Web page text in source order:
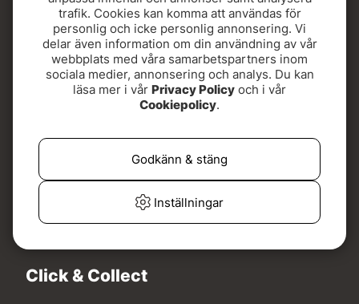
transparent klarhet.
Så om du letar efter toppklassig kvalitet inom
epoxymaterial, behöver du inte leta längre. Utforska vår
kategori och upptäck de bästa produkterna från ledande
varumärken inom epoxyindustrin – allt för att hjälpa dig
Click & Collect
trafik. Cookies kan komma att användas för
personlig och icke personlig annonsering. Vi
delar även information om din användning av vår
webbplats med våra samarbetspartners inom
sociala medier, annonsering och analys. Du kan
läsa mer i vår Privacy Policy och i vår
Cookiepolicy.
Inställningar
Godkänn & stäng